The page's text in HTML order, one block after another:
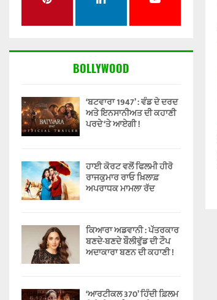
BOLLYWOOD
‘ਬਟਵਾਰਾ 1947’ : ਵੰਡ ਦੇ ਦਰਦ
ਅਤੇ ਇਨਸਾਨੀਅਤ ਦੀ ਕਹਾਣੀ
ਪਰਦੇ ‘ਤੇ ਆਏਗੀ !
ਹਾਈ ਕੋਰਟ ਵਲੋਂ ਫਿਲਮੀ ਹੀਰੋ
ਰਾਜਕੁਮਾਰ ਰਾਓ ਖ਼ਿਲਾਫ਼
ਅਪਰਾਧਕ ਮਾਮਲਾ ਰੱਦ
ਕਿਆਰਾ ਅਡਵਾਨੀ : ਪੱਤਰਕਾਰ
ਬਣਦੇ-ਬਣਦੇ ਬੌਲੀਵੁੱਡ ਦੀ ਟੌਪ
ਅਦਾਕਾਰਾ ਬਣਨ ਦੀ ਕਹਾਣੀ !
‘ਆਰਟੀਕਲ 370’ ਹਿੰਦੀ ਫ਼ਿਲਮ